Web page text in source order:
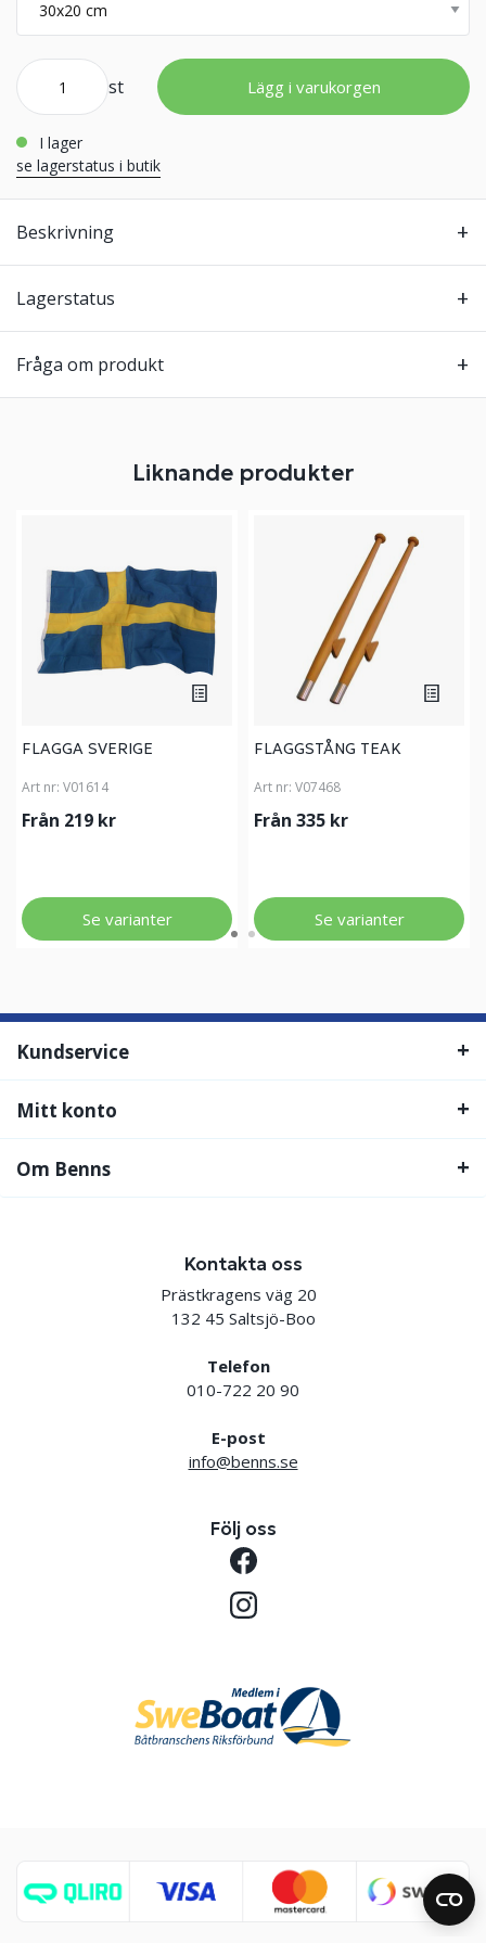
st Lägg i varukorgen
i lager
se lagerstatus i butik
Beskrivning
Lagerstatus
Fråga om produkt
Liknande produkter
FLAGGA SVERIGE
Art nr: V01614
Från 219 kr
Se varianter
FLAGGSTÅNG TEAK
Art nr: V07468
Från 335 kr
Se varianter
Kundservice
Mitt konto
Om Benns
Kontakta oss
Prästkragens väg 20
132 45 Saltsjö-Boo
Telefon
010-722 20 90
E-post
info@benns.se
Följ oss